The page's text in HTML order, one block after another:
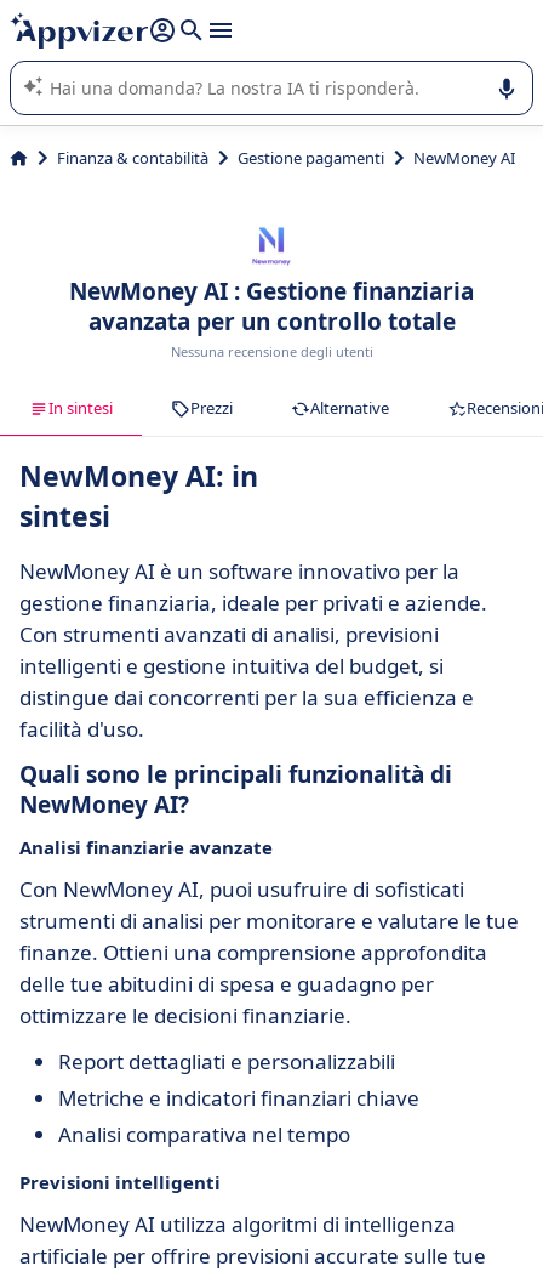
righe con
shift + enter
L'IA di Appvizer vi guida nell'utilizzo o nella scelta di un
software SaaS per la vostra azienda.
Finanza & contabilità Gestione pagamenti NewMoney AI
NewMoney AI : Gestione finanziaria
avanzata per un controllo totale
Nessuna recensione degli utenti
In sintesi Prezzi Alternative Recensioni
NewMoney AI: in
sintesi
NewMoney AI è un software innovativo per la
gestione finanziaria, ideale per privati e aziende.
Con strumenti avanzati di analisi, previsioni
intelligenti e gestione intuitiva del budget, si
distingue dai concorrenti per la sua efficienza e
facilità d'uso.
Quali sono le principali funzionalità di
NewMoney AI?
Analisi finanziarie avanzate
Con NewMoney AI, puoi usufruire di sofisticati
strumenti di analisi per monitorare e valutare le tue
finanze. Ottieni una comprensione approfondita
delle tue abitudini di spesa e guadagno per
ottimizzare le decisioni finanziarie.
Report dettagliati e personalizzabili
Metriche e indicatori finanziari chiave
Analisi comparativa nel tempo
Previsioni intelligenti
NewMoney AI utilizza algoritmi di intelligenza
artificiale per offrire previsioni accurate sulle tue